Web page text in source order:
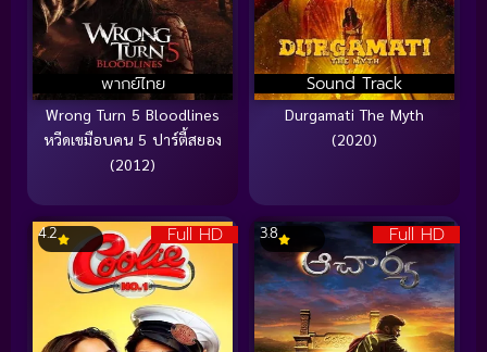
พากย์ไทย
Wrong Turn 5 Bloodlines
หวีดเขมือบคน 5 ปาร์ตี้สยอง
(2012)
Sound Track
Durgamati The Myth
(2020)
Full HD
4.2 Full HD
3.8